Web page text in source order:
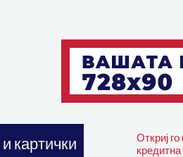
картички
Откриј
кредитна